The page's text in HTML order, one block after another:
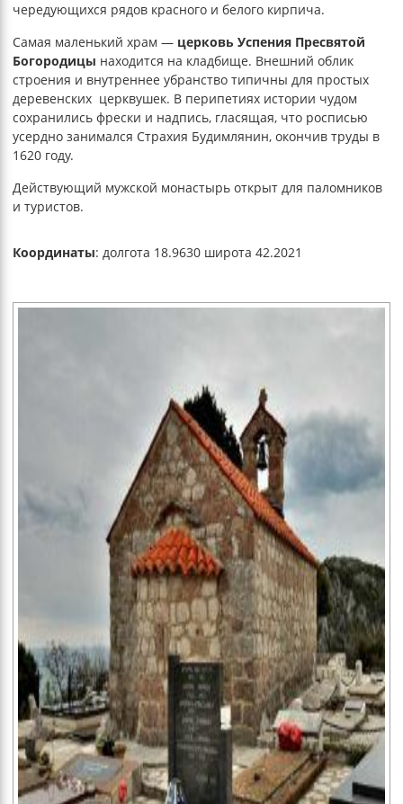
чередующихся рядов красного и белого кирпича.
Самая маленький храм — церковь Успения Пресвятой
Богородицы находится на кладбище. Внешний облик
строения и внутреннее убранство типичны для простых
деревенских церквушек. В перипетиях истории чудом
сохранились фрески и надпись, гласящая, что росписью
усердно занимался Страхия Будимлянин, окончив труды в
1620 году.
Действующий мужской монастырь открыт для паломников
и туристов.
Координаты: долгота 18.9630 широта 42.2021